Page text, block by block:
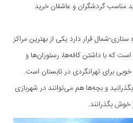
مناسب گردشگران و عاشقان خرید
ستاری-شمال قرار دارد یکی از بهترین مراکز
که با داشتن کافه‌ها، رستوران‌ها و
برای تهرانگردی در تابستان است.
و بچه‌ها هم می‌توانند در شهربازی
خوش بگذرانند.